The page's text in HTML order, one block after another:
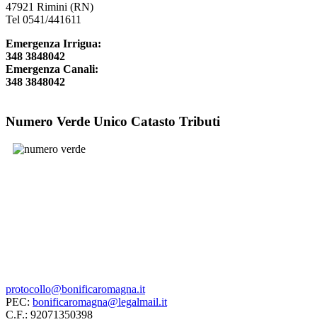
47921 Rimini (RN)
Tel 0541/441611
Emergenza Irrigua:
348 3848042
Emergenza Canali:
348 3848042
Numero Verde Unico Catasto Tributi
protocollo@bonificaromagna.it
PEC: bonificaromagna@legalmail.it
C.F.: 92071350398